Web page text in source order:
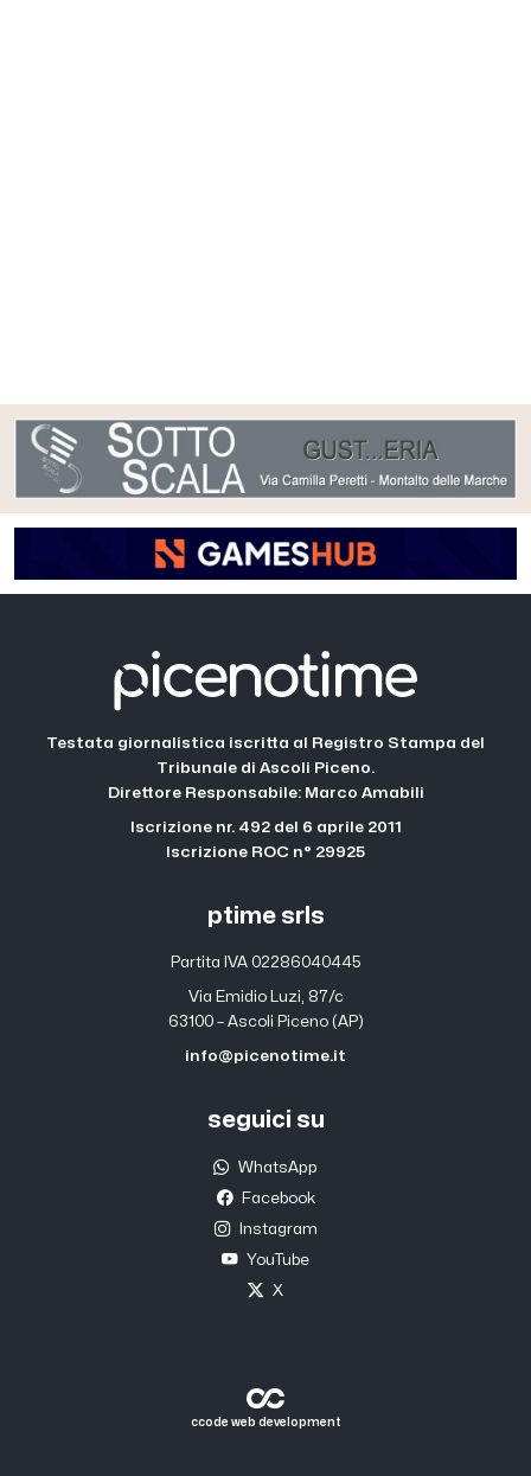
Testata giornalistica iscritta al Registro Stampa del
Tribunale di Ascoli Piceno.
Direttore Responsabile: Marco Amabili
Iscrizione nr. 492 del 6 aprile 2011
Iscrizione ROC n° 29925
ptime srls
Partita IVA 02286040445
Via Emidio Luzi, 87/c
63100 – Ascoli Piceno (AP)
info@picenotime.it
seguici su
WhatsApp
Facebook
Instagram
YouTube
X
ccode web development